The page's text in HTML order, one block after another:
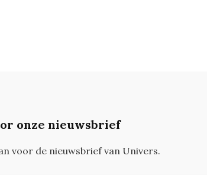
onze nieuwsbrief
voor de nieuwsbrief van Univers.